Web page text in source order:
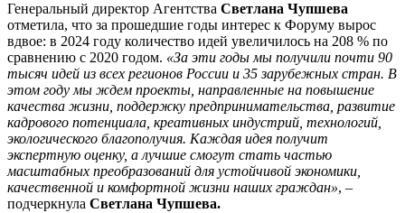
Генеральный директор Агентства Светлана Чупшева
отметила, что за прошедшие годы интерес к Форуму вырос
вдвое: в 2024 году количество идей увеличилось на 208 % по
сравнению с 2020 годом. «За эти годы мы получили почти 90
тысяч идей из всех регионов России и 35 зарубежных стран. В
этом году мы ждем проекты, направленные на повышение
качества жизни, поддержку предпринимательства, развитие
кадрового потенциала, креативных индустрий, технологий,
экологического благополучия. Каждая идея получит
экспертную оценку, а лучшие смогут стать частью
масштабных преобразований для устойчивой экономики,
качественной и комфортной жизни наших граждан», –
подчеркнула Светлана Чупшева.